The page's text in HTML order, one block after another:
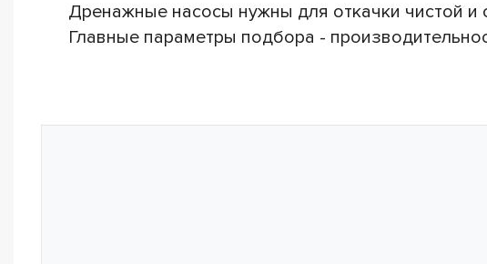
Дренажные насосы нужны для откачки чистой и
Главные параметры подбора -